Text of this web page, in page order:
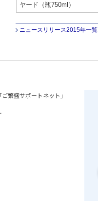
ヤード（瓶750ml）
ニュースリリース2015年一覧
繁盛サポートネット」